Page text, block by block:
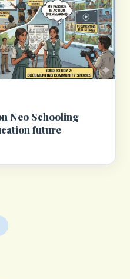
Neo Schooling
future